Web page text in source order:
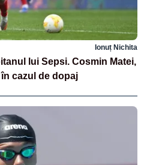
Ionuț Nichita
lui Sepsi. Cosmin Matei,
cazul de dopaj